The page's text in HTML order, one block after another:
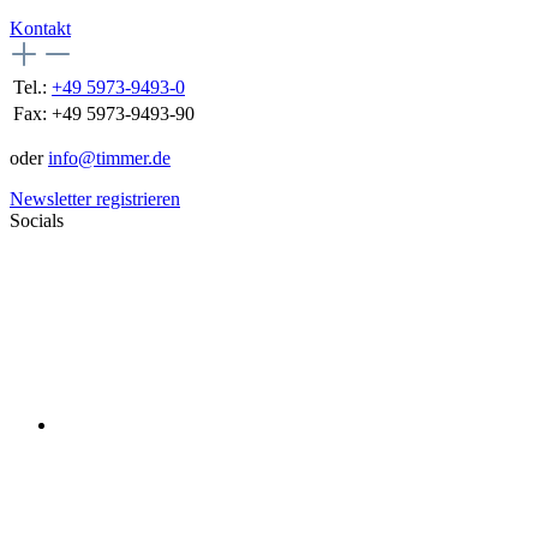
Kontakt
Tel.: +49 5973-9493-0
Fax: +49 5973-9493-90
oderinfo@timmer.de
Newsletter registrieren
Socials